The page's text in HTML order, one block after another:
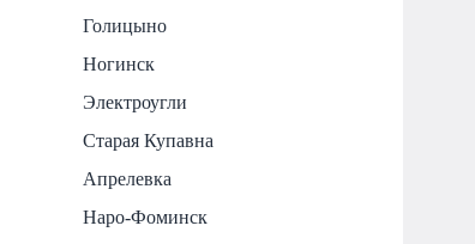
Голицыно
Ногинск
Электроугли
Старая Купавна
Апрелевка
Наро-Фоминск